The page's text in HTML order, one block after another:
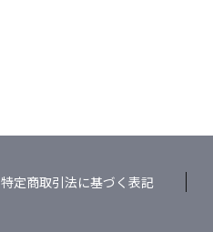
特定商取引法に基づく表記